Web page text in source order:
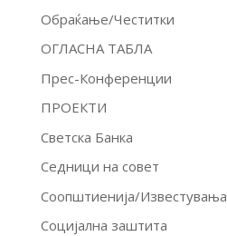
Обраќање/Честитки
ОГЛАСНА ТАБЛА
Прес-Конференции
ПРОЕКТИ
Светска Банка
Седници на совет
Соопштиенија/Известувања
Социјална заштита